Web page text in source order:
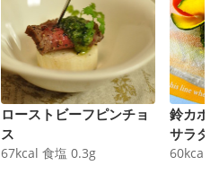
ローストビーフピンチョ
ス
67kcal 食塩 0.3g
鈴カボ
サラダ
60kcal